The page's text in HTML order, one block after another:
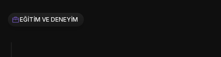
EĞITIM VE DENEYIM